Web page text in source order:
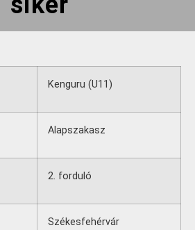
Kenguru (U11)
Alapszakasz
2. forduló
Székesfehérvár